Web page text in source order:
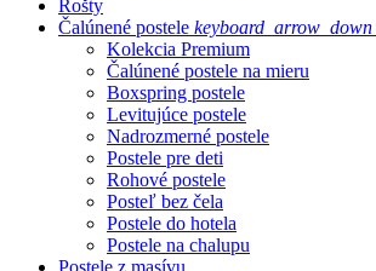
Rošty
Čalúnené postele keyboard_arrow_down
Kolekcia Premium
Čalúnené postele na mieru
Boxspring postele
Levitujúce postele
Nadrozmerné postele
Postele pre deti
Rohové postele
Posteľ bez čela
Postele do hotela
Postele na chalupu
Postele z masívu